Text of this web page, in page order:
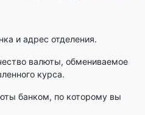
и адрес отделения.
валюты, обмениваемое
курса.
банком, по которому вы